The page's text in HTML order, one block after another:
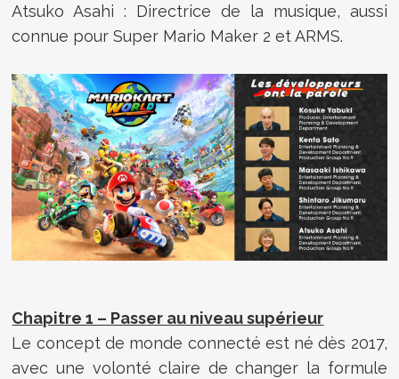
Atsuko Asahi : Directrice de la musique, aussi
connue pour Super Mario Maker 2 et ARMS.
Chapitre 1 – Passer au niveau supérieur
Le concept de monde connecté est né dès 2017,
avec une volonté claire de changer la formule